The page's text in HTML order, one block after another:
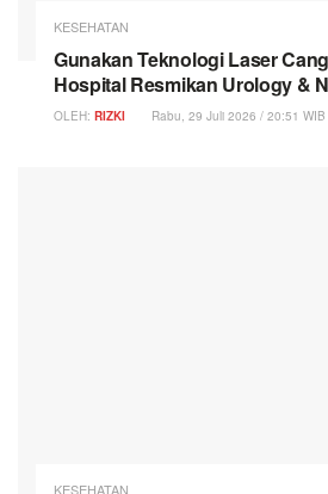
KESEHATAN
Gunakan Teknologi Laser
Hospital Resmikan Urology &
OLEH: RIZKI Rabu, 29 Juli 2026 / 20:51 WIB
KESEHATAN